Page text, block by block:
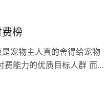
榜
宠物主人真的舍得给宠物
能力的优质目标人群 而宠
误打误撞变成了编猫窝狗